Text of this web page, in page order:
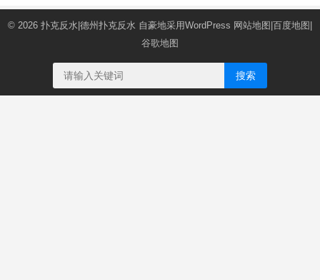
© 2026 扑克反水|德州扑克反水 自豪地采用WordPress 网站地图 百度地图
谷歌地图
搜索